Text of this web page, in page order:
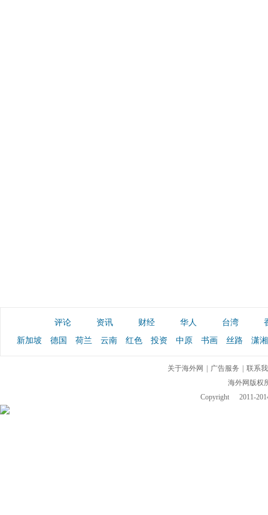
评论 资讯 财经 华人 台湾
新加坡
德国 荷兰 云南 红色 投资 中原 书画 丝路 潇湘
关于海外网 广告服务
联系
海外网版权
Copyright
2011-